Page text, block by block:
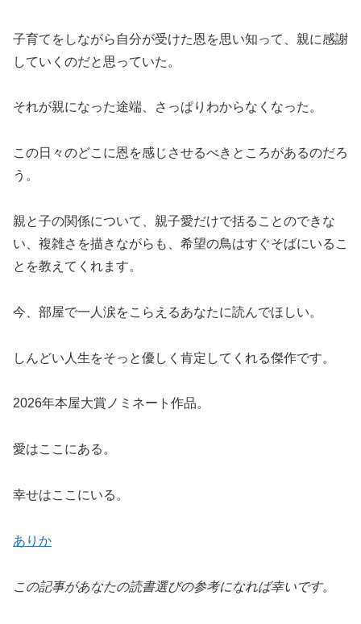
子育てをしながら自分が受けた恩を思い知って、親に感謝
していくのだと思っていた。
それが親になった途端、さっぱりわからなくなった。
この日々のどこに恩を感じさせるべきところがあるのだろ
う。
親と子の関係について、親子愛だけで括ることのできな
い、複雑さを描きながらも、希望の鳥はすぐそばにいるこ
とを教えてくれます。
今、部屋で一人涙をこらえるあなたに読んでほしい。
しんどい人生をそっと優しく肯定してくれる傑作です。
2026年本屋大賞ノミネート作品。
愛はここにある。
幸せはここにいる。
ありか
この記事があなたの読書選びの参考になれば幸いです。